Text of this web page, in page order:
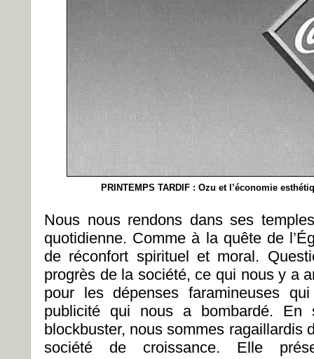
PRINTEMPS TARDIF : Ozu et l’économie
Nous nous rendons dans ses
quotidienne. Comme à la quête de
de réconfort spirituel et moral.
progrès de la société, ce qui nous y a
pour les dépenses faramineuses
publicité qui nous a bombardé. En
blockbuster, nous sommes ragaillardis
société de croissance. Elle